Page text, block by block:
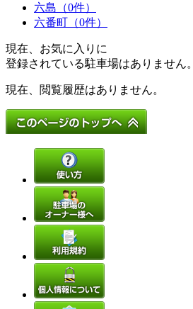
六島（0件）
六番町（0件）
現在、お気に入りに
登録されている駐車場はありません。
現在、閲覧履歴はありません。